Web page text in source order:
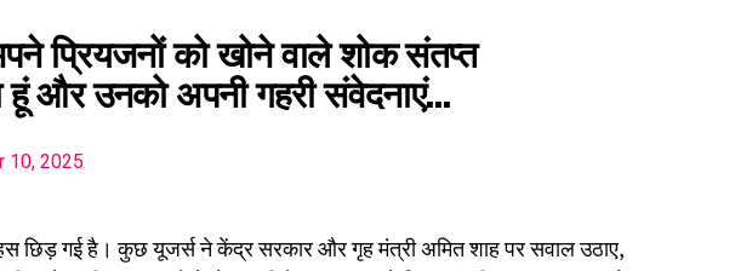
प्रियजनों को खोने वाले शोक संतप्त
हूं और उनको अपनी गहरी संवेदनाएं…
10, 2025
छिड़ गई है। कुछ यूजर्स ने केंद्र सरकार और गृह मंत्री अमित शाह पर सवाल उठाए,